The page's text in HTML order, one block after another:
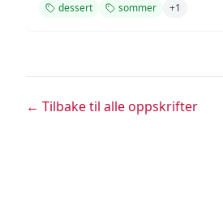
dessert sommer +1
← Tilbake til alle oppskrifter